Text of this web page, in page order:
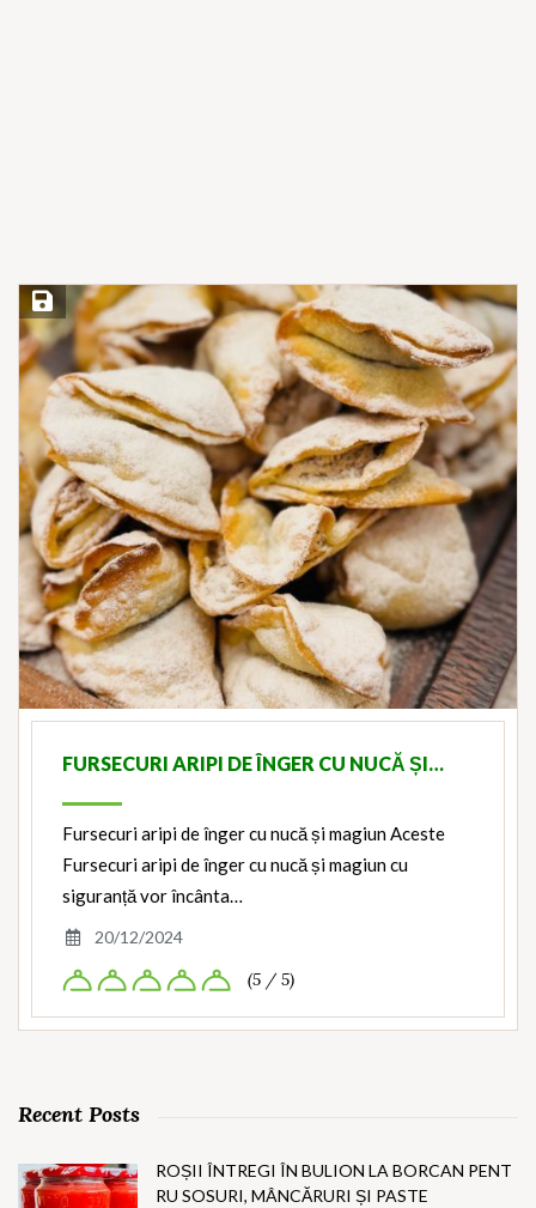
Save Recipe
FURSECURI ARIPI DE ÎNGER CU NUCĂ ȘI…
Fursecuri aripi de înger cu nucă și magiun Aceste
Fursecuri aripi de înger cu nucă și magiun cu
siguranță vor încânta…
20/12/2024
(5 / 5)
Recent Posts
ROȘII ÎNTREGI ÎN BULION LA BORCAN PENT
RU SOSURI, MÂNCĂRURI ȘI PASTE